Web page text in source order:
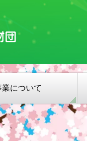
業について